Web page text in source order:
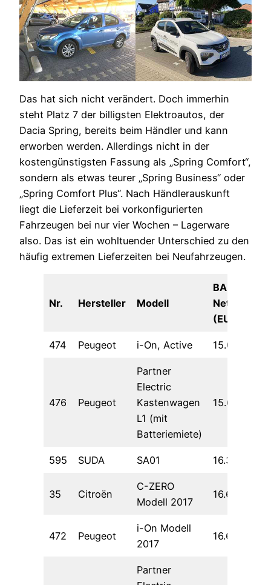
Das hat sich nicht verändert. Doch immerhin
steht Platz 7 der billigsten Elektroautos, der
Dacia Spring, bereits beim Händler und kann
erworben werden. Allerdings nicht in der
kostengünstigsten Fassung als „Spring Comfort“,
sondern als etwas teurer „Spring Business“ oder
„Spring Comfort Plus“. Nach Händlerauskunft
liegt die Lieferzeit bei vorkonfigurierten
Fahrzeugen bei nur vier Wochen – Lagerware
also. Das ist ein wohltuender Unterschied zu den
häufig extremen Lieferzeiten bei Neufahrzeugen.
Nr. Hersteller Modell
BAFA-
(EUR)
474 Peugeot i-On, Active 15.000,00
476 Peugeot
Partner
Electric
Kastenwagen
L1 (mit
Batteriemiete)
15.690,00
595 SUDA SA01 16.370,69
35 Citroën
C-ZERO
Modell 2017
16.638,66
472 Peugeot
i-On Modell
2017
16.638,66
Partner